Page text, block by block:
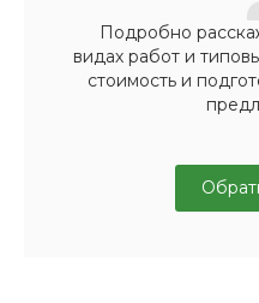
Подробно
видах работ и
стоимость и